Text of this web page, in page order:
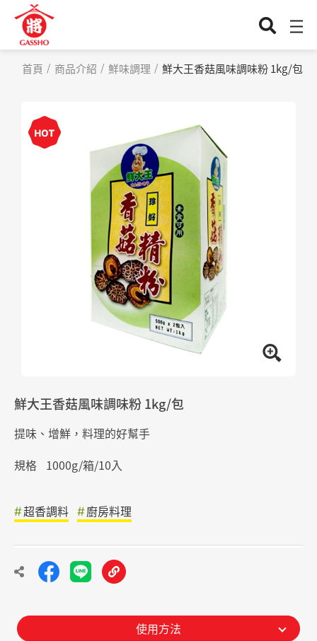
首頁 商品介紹 鮮味調理 鮮大王香菇風味調味粉 1kg/包
鮮大王香菇風味調味粉 1kg/包
提味、增鮮，料理的好幫手
規格 1000g/箱/10入
超香調料 廚房料理
使用方法